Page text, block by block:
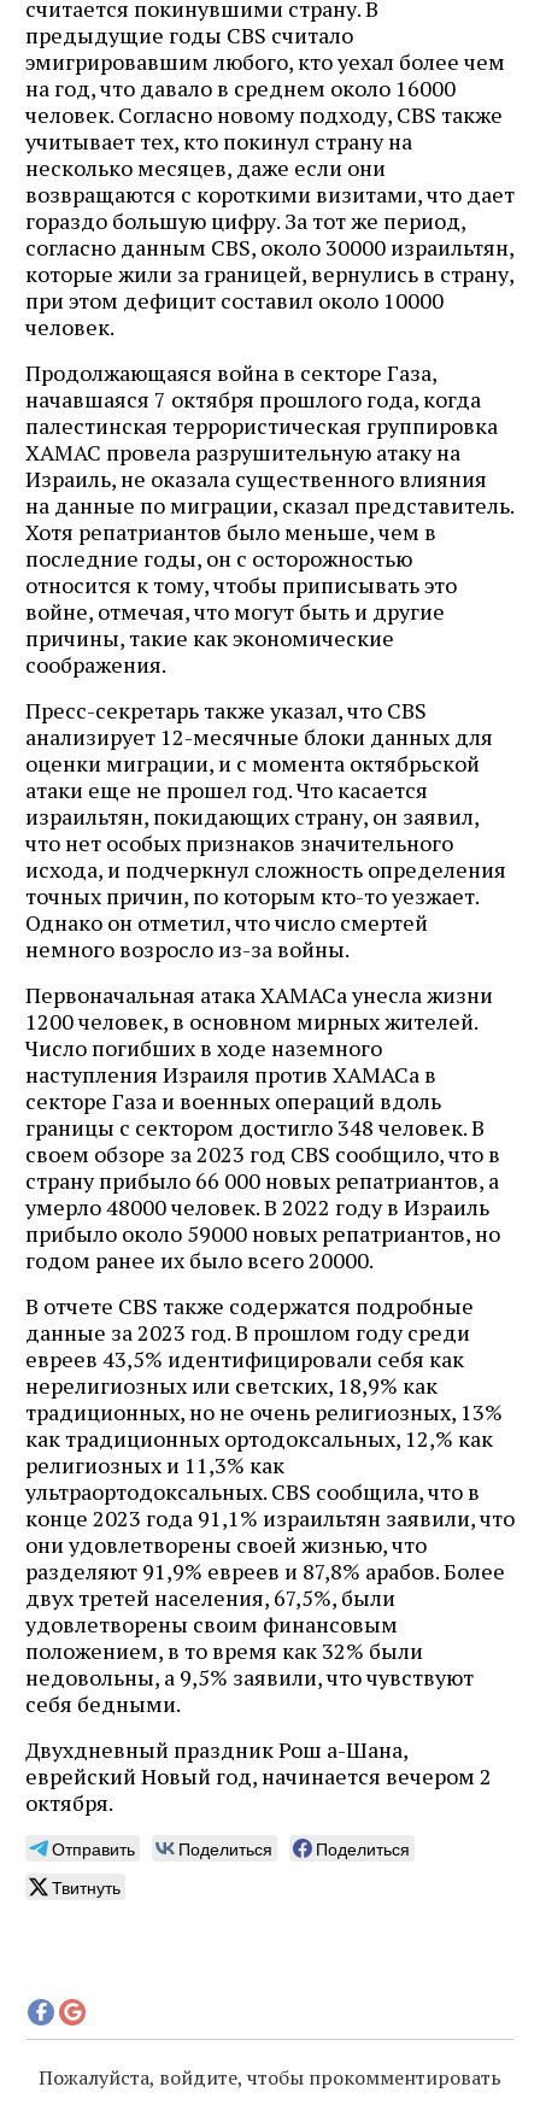
считается покинувшими страну. В
предыдущие годы CBS считало
эмигрировавшим любого, кто уехал более чем
на год, что давало в среднем около 16000
человек. Согласно новому подходу, CBS также
учитывает тех, кто покинул страну на
несколько месяцев, даже если они
возвращаются с короткими визитами, что дает
гораздо большую цифру. За тот же период,
согласно данным CBS, около 30000 израильтян,
которые жили за границей, вернулись в страну,
при этом дефицит составил около 10000
человек.
Продолжающаяся война в секторе Газа,
начавшаяся 7 октября прошлого года, когда
палестинская террористическая группировка
ХАМАС провела разрушительную атаку на
Израиль, не оказала существенного влияния
на данные по миграции, сказал представитель.
Хотя репатриантов было меньше, чем в
последние годы, он с осторожностью
относится к тому, чтобы приписывать это
войне, отмечая, что могут быть и другие
причины, такие как экономические
соображения.
Пресс-секретарь также указал, что CBS
анализирует 12-месячные блоки данных для
оценки миграции, и с момента октябрьской
атаки еще не прошел год. Что касается
израильтян, покидающих страну, он заявил,
что нет особых признаков значительного
исхода, и подчеркнул сложность определения
точных причин, по которым кто-то уезжает.
Однако он отметил, что число смертей
немного возросло из-за войны.
Первоначальная атака ХАМАСа унесла жизни
1200 человек, в основном мирных жителей.
Число погибших в ходе наземного
наступления Израиля против ХАМАСа в
секторе Газа и военных операций вдоль
границы с сектором достигло 348 человек. В
своем обзоре за 2023 год CBS сообщило, что в
страну прибыло 66 000 новых репатриантов, а
умерло 48000 человек. В 2022 году в Израиль
прибыло около 59000 новых репатриантов, но
годом ранее их было всего 20000.
В отчете CBS также содержатся подробные
данные за 2023 год. В прошлом году среди
евреев 43,5% идентифицировали себя как
нерелигиозных или светских, 18,9% как
традиционных, но не очень религиозных, 13%
как традиционных ортодоксальных, 12,% как
религиозных и 11,3% как
ультраортодоксальных. CBS сообщила, что в
конце 2023 года 91,1% израильтян заявили, что
они удовлетворены своей жизнью, что
разделяют 91,9% евреев и 87,8% арабов. Более
двух третей населения, 67,5%, были
удовлетворены своим финансовым
положением, в то время как 32% были
недовольны, а 9,5% заявили, что чувствуют
себя бедными.
Двухдневный праздник Рош а-Шана,
еврейский Новый год, начинается вечером 2
октября.
Отправить Поделиться
Поделиться
Твитнуть
Пожалуйста, войдите, чтобы прокомментировать